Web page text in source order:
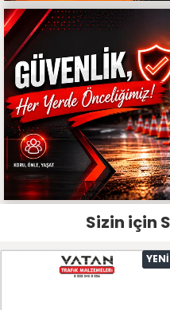
Sizin için
YENI